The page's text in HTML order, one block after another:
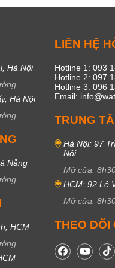
Hà Nội
Hà Nội
Nẵng
HCM
LIÊN HỆ
Hotline 1: 093
Hotline 2: 097
Hotline 3: 096
Email:
TRUNG
Hà Nội: 97
Nội
Mở cửa:
HCM: 92 Lê
Mở cửa:
THEO DÕI